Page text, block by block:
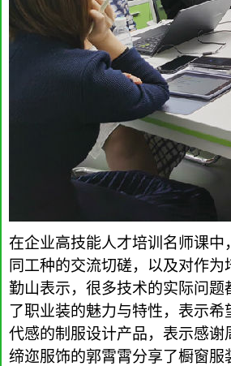
在企业高技能人才培训 名师课中
同工种的交流切磋，以及对作
勤山表示，很多技术的实际问
了职业装的魅力与特性，表示
代感的制服设计产品， 表示感谢
缔迩服饰的郭霄霄分享了橱窗